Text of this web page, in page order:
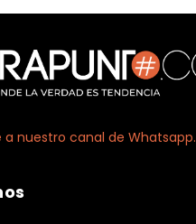
a nuestro canal de Whatsapp.